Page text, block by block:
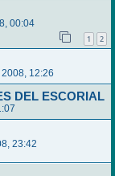
00:04
1 2
12:26
DEL ESCORIAL
23:42